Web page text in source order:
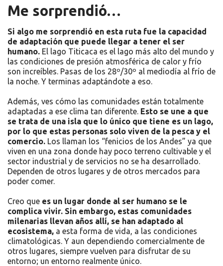
Me sorprendió…
Si algo me sorprendió en esta ruta fue la capacidad
de adaptación que puede llegar a tener el ser
humano. El lago Titicaca es el lago más alto del mundo y
las condiciones de presión atmosférica de calor y frío
son increíbles. Pasas de los 28º/30º al mediodía al frío de
la noche. Y terminas adaptándote a eso.
Además, ves cómo las comunidades están totalmente
adaptadas a ese clima tan diferente. Esto se une a que
se trata de una isla que lo único que tiene es un lago,
por lo que estas personas solo viven de la pesca y el
comercio. Los llaman los “fenicios de los Andes” ya que
viven en una zona donde hay poco terreno cultivable y el
sector industrial y de servicios no se ha desarrollado.
Dependen de otros lugares y de otros mercados para
poder comer.
Creo que es un lugar donde al ser humano se le
complica vivir. Sin embargo, estas comunidades
milenarias llevan años allí, se han adaptado al
ecosistema, a esta forma de vida, a las condiciones
climatológicas. Y aun dependiendo comercialmente de
otros lugares, siempre vuelven para disfrutar de su
entorno; un entorno realmente único.